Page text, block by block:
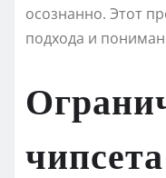
осознанно. Этот
подхода и